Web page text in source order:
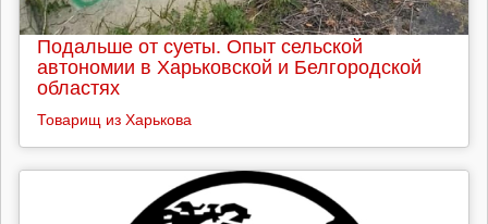
Подальше от суеты. Опыт сельской
автономии в Харьковской и Белгородской
областях
Товарищ из Харькова